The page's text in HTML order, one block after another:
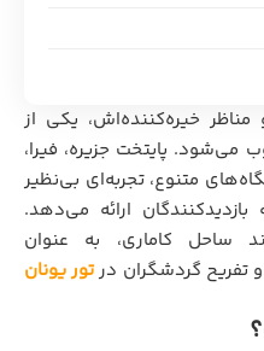
خیره‌کننده‌اش، یکی از
می‌شود. پایتخت جزیره، فیرا،
متنوع، تجربه‌ای بی‌نظیر
ارائه می‌دهد.
ساحل کاماری، به عنوان
تفریح گردشگران درتور یونان